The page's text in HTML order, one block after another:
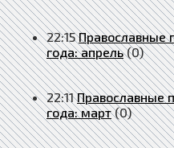
22:15 Православные
года: апрель (0)
22:11 Православные
года: март (0)